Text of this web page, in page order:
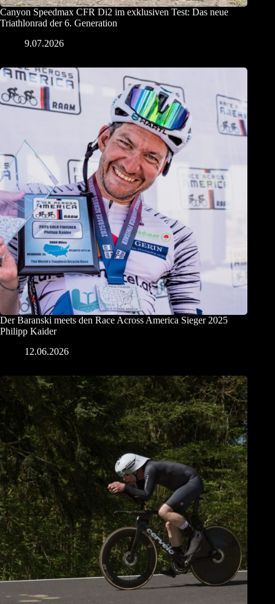
Canyon Speedmax CFR Di2 im exklusiven Test: Das neue
Triathlonrad der 6. Generation
9.07.2026
Der Baranski meets den Race Across America Sieger 2025
Philipp Kaider
12.06.2026